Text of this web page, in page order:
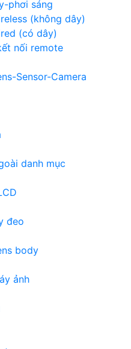
phơi sáng
(không dây)
(có dây)
nối remote
Sensor-Camera
danh mục
đeo
body
ảnh